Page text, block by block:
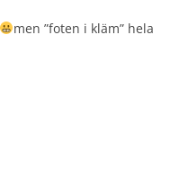
men ”foten i kläm” hela